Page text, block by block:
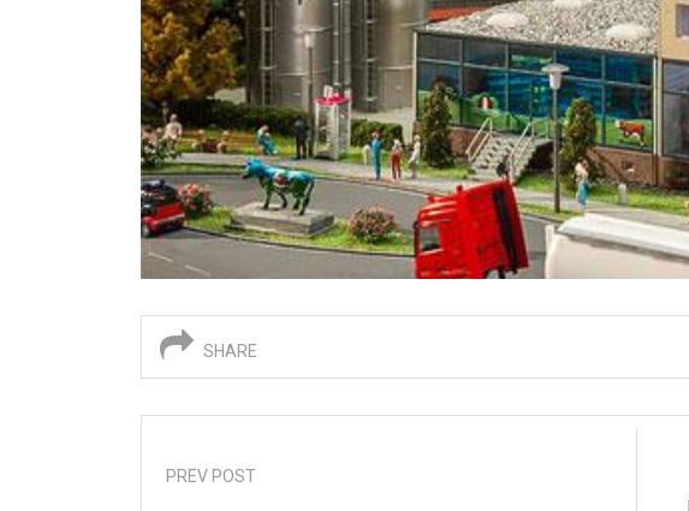
SHARE
PREV POST